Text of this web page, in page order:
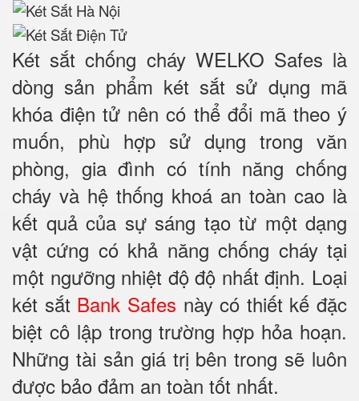
Két sắt chống cháy WELKO Safes là
dòng sản phẩm két sắt sử dụng mã
khóa điện tử nên có thể đổi mã theo ý
muốn, phù hợp sử dụng trong văn
phòng, gia đình có tính năng chống
cháy và hệ thống khoá an toàn cao là
kết quả của sự sáng tạo từ một dạng
vật cứng có khả năng chống cháy tại
một ngưỡng nhiệt độ độ nhất định. Loại
két sắt Bank Safes này có thiết kế đặc
biệt cô lập trong trường hợp hỏa hoạn.
Những tài sản giá trị bên trong sẽ luôn
được bảo đảm an toàn tốt nhất.